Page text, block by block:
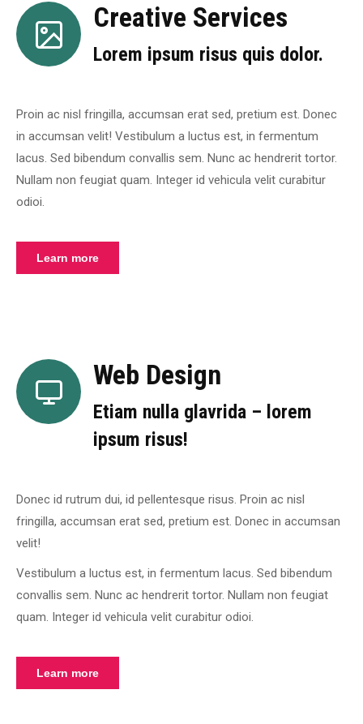
Creative Services
Lorem ipsum risus quis dolor.
Proin ac nisl fringilla, accumsan erat sed, pretium est. Donec
in accumsan velit! Vestibulum a luctus est, in fermentum
lacus. Sed bibendum convallis sem. Nunc ac hendrerit tortor.
Nullam non feugiat quam. Integer id vehicula velit curabitur
odioi.
Learn more
Web Design
Etiam nulla glavrida – lorem
ipsum risus!
Donec id rutrum dui, id pellentesque risus. Proin ac nisl
fringilla, accumsan erat sed, pretium est. Donec in accumsan
velit!
Vestibulum a luctus est, in fermentum lacus. Sed bibendum
convallis sem. Nunc ac hendrerit tortor. Nullam non feugiat
quam. Integer id vehicula velit curabitur odioi.
Learn more